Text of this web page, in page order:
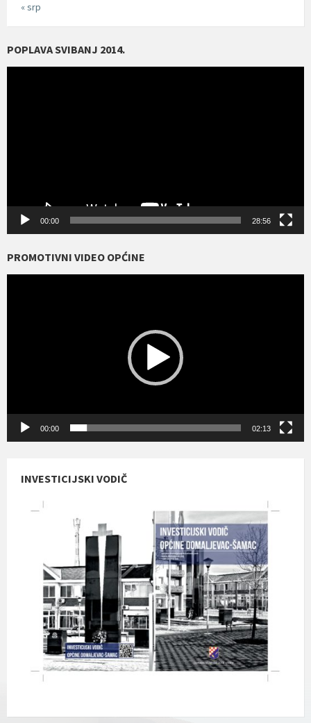
« srp
POPLAVA SVIBANJ 2014.
00:00 28:56
PROMOTIVNI VIDEO OPĆINE
00:00 02:13
INVESTICIJSKI VODIČ